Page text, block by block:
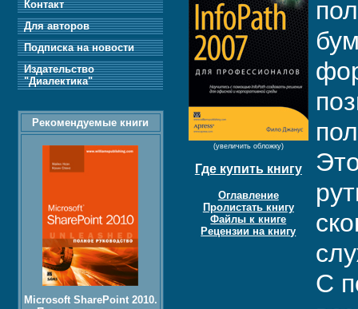
(увеличить обложку)
Где купить книгу
Оглавление
Пролистать книгу
Файлы к книге
Рецензии на книгу
С
Контакт
Для авторов
Подписка на новости
Издательство
"Диалектика"
Рекомендуемые книги
Microsoft SharePoint 2010.